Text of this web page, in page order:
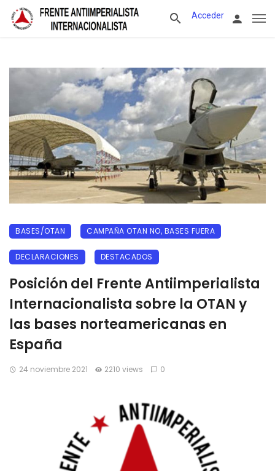
Acceder
BASES/OTAN CAMPAÑA OTAN NO, BASES FUERA
DECLARACIONES DESTACADOS
Posición del Frente Antiimperialista
Internacionalista sobre la OTAN y
las bases norteamericanas en
España
24 noviembre 2021 2210 views 0